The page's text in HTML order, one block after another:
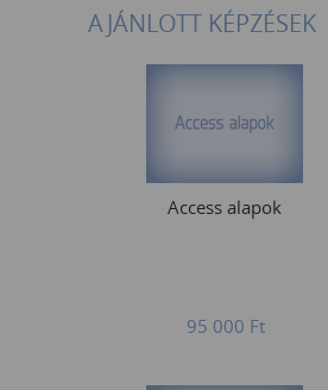
AJÁNLOTT KÉPZÉSEK
Access alapok
95 000 Ft